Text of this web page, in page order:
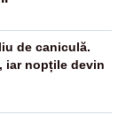
de caniculă.
iar nopțile devin